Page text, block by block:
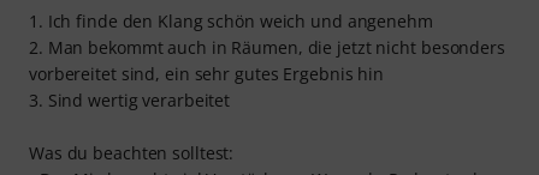
1. Ich finde den Klang schön weich und angenehm
2. Man bekommt auch in Räumen, die jetzt nicht besonders
vorbereitet sind, ein sehr gutes Ergebnis hin
3. Sind wertig verarbeitet
Was du beachten solltest: